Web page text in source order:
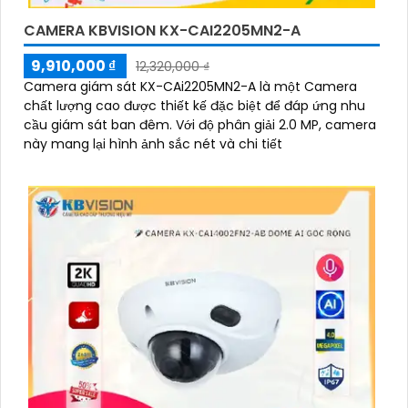
CAMERA KBVISION KX-CAI2205MN2-A
9,910,000 ₫
12,320,000 ₫
Camera giám sát KX-CAi2205MN2-A là một Camera
chất lượng cao được thiết kế đặc biệt để đáp ứng nhu
cầu giám sát ban đêm. Với độ phân giải 2.0 MP, camera
này mang lại hình ảnh sắc nét và chi tiết